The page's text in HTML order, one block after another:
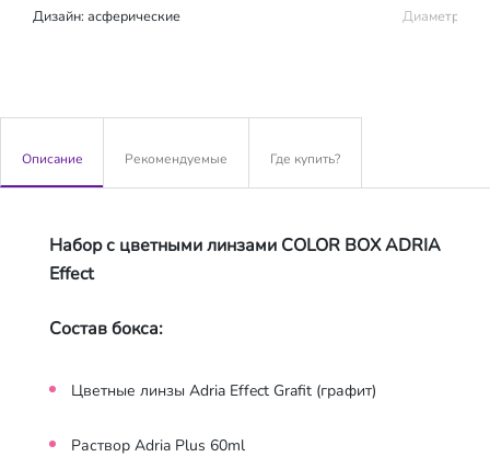
Дизайн: асферические
Диаметр:
Описание Рекомендуемые Где купить?
Набор с цветными линзами COLOR BOX ADRIA
Effect
Состав бокса:
Цветные линзы Adria Effect Grafit (графит)
Раствор Adria Plus 60ml